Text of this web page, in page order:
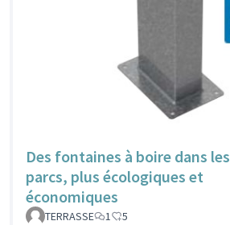
Des fontaines à boire dans les
parcs, plus écologiques et
économiques
TERRASSE 1 5